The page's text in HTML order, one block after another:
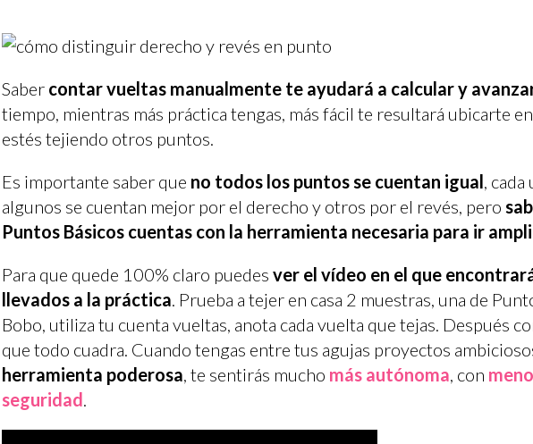
Saber contar vueltas manualmente te ayudará a calcular y
tiempo, mientras más práctica tengas, más fácil te resultará ubicarte
estés tejiendo otros puntos.
Es importante saber que no todos los puntos se cuentan igual,
algunos se cuentan mejor por el derecho y otros por el revés, pero
Puntos Básicos cuentas con la herramienta necesaria para ir
Para que quede 100% claro puedes ver el vídeo en el que
llevados a la práctica. Prueba a tejer en casa 2 muestras, una de
Bobo, utiliza tu cuenta vueltas, anota cada vuelta que tejas. Después
que todo cuadra. Cuando tengas entre tus agujas proyectos
herramienta poderosa, te sentirás mucho más autónoma, con
seguridad.